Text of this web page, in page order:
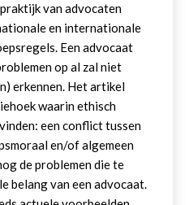
van advocaten
en internationale
Een advocaat
op al zal niet
erkennen. Het artikel
waarin ethisch
een conflict tussen
en/of algemeen
de problemen die te
belang van een advocaat.